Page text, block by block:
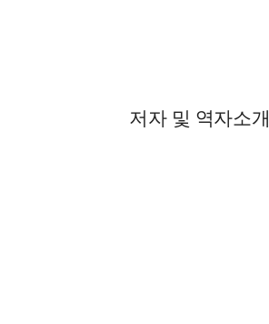
저자 및 역자소개